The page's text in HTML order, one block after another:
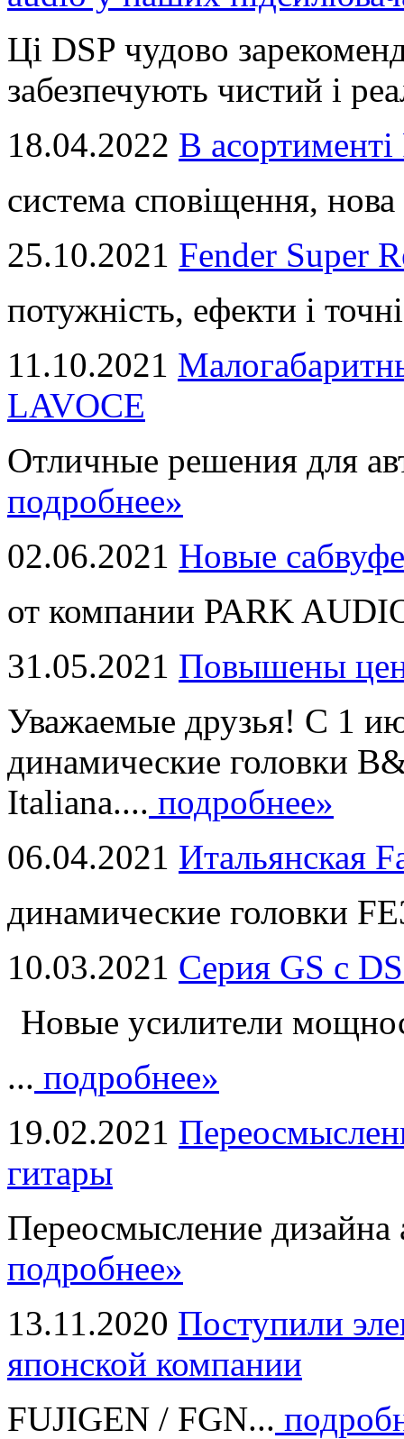
Ці DSP чудово
забезпечують чистий і
18.04.2022 В
система сповіщення,
25.10.2021 Fender Super
потужність, ефекти і
11.10.2021
LAVOCE
Отличные решения для
подробнее»
02.06.2021 Новые
от компании PARK
31.05.2021 Повышены
Уважаемые друзья! С 1
динамические головки
Italiana.... подробнее»
06.04.2021 Итальянская
динамические головки
10.03.2021 Серия GS с
Новые усилители
... подробнее»
19.02.2021
гитары
Переосмысление дизайна
подробнее»
13.11.2020 Поступили
японской компании
FUJIGEN / FGN...